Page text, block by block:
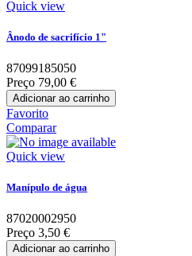
Quick view
Ânodo de sacrifício 1"
87099185050
Preço 79,00 €
Adicionar ao carrinho
Favorito
Comparar
Quick view
Manípulo de água
87020002950
Preço 3,50 €
Adicionar ao carrinho